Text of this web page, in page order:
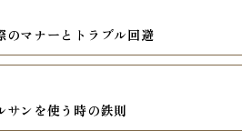
のマナーとトラブル回避
サンを使う時の鉄則